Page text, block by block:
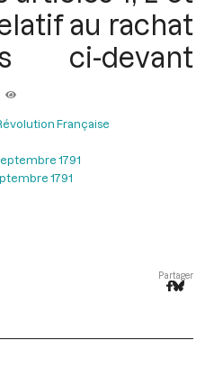
au rachat
ci-devant
Française
1791
1791
Partager